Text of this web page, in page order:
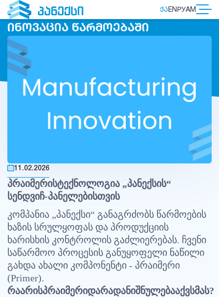
ᲥᲐENРУAM
ᲘᲜᲝᲕᲐᲪᲘᲐ ᲬᲐᲠᲛᲝᲔᲑᲐᲨᲘ
11.02.2026
პრაიმერისტექნოლოგია „პანექსის“
სენდვიჩ-პანელებისთვის
კომპანია „პანექსი“ განაგრძობს წარმოების
ხაზის სრულყოფას და პროდუქციის
ხარისხის კონტროლის გაძლიერებას. ჩვენი
საწარმოო პროცესის განუყოფელი ნაწილი
გახდა ახალი კომპონენტი - პრაიმერი
(Primer).
რაარისპრაიმერიდარადანიშნულებააქვსმას?